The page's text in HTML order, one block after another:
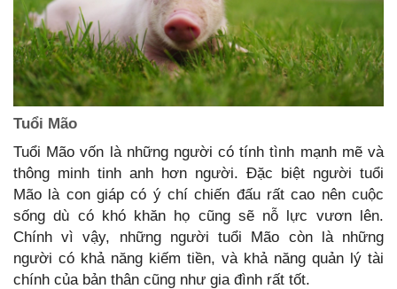
Tuổi Mão
Tuổi Mão vốn là những người có tính tình mạnh mẽ và
thông minh tinh anh hơn người. Đặc biệt người tuổi
Mão là con giáp có ý chí chiến đấu rất cao nên cuộc
sống dù có khó khăn họ cũng sẽ nỗ lực vươn lên.
Chính vì vậy, những người tuổi Mão còn là những
người có khả năng kiếm tiền, và khả năng quản lý tài
chính của bản thân cũng như gia đình rất tốt.